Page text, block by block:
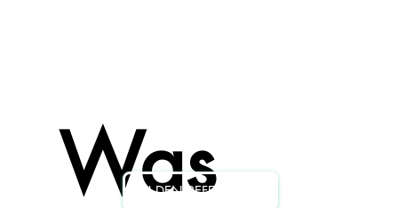
Was
ZU DEN REFERENZEN